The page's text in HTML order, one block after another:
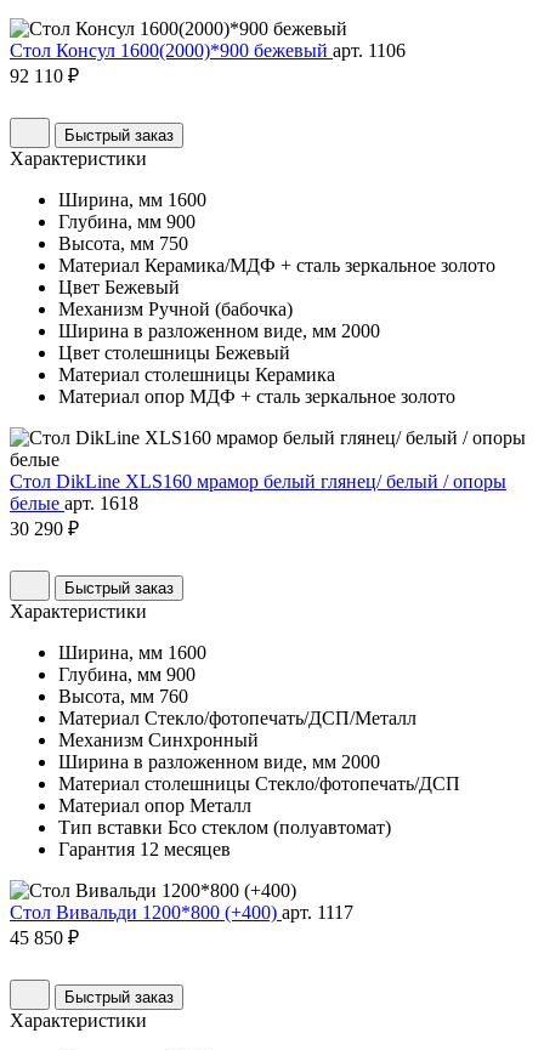
Стол Консул 1600(2000)*900 бежевый арт. 1106
92 110 ₽
Быстрый заказ
Характеристики
Ширина, мм 1600
Глубина, мм 900
Высота, мм 750
Материал Керамика/МДФ + сталь зеркальное золото
Цвет Бежевый
Механизм Ручной (бабочка)
Ширина в разложенном виде, мм 2000
Цвет столешницы Бежевый
Материал столешницы Керамика
Материал опор МДФ + сталь зеркальное золото
Стол DikLine XLS160 мрамор белый глянец/ белый / опоры
белые арт. 1618
30 290 ₽
Быстрый заказ
Характеристики
Ширина, мм 1600
Глубина, мм 900
Высота, мм 760
Материал Стекло/фотопечать/ДСП/Металл
Механизм Синхронный
Ширина в разложенном виде, мм 2000
Материал столешницы Стекло/фотопечать/ДСП
Материал опор Металл
Тип вставки Бсо стеклом (полуавтомат)
Гарантия 12 месяцев
Стол Вивальди 1200*800 (+400) арт. 1117
45 850 ₽
Быстрый заказ
Характеристики